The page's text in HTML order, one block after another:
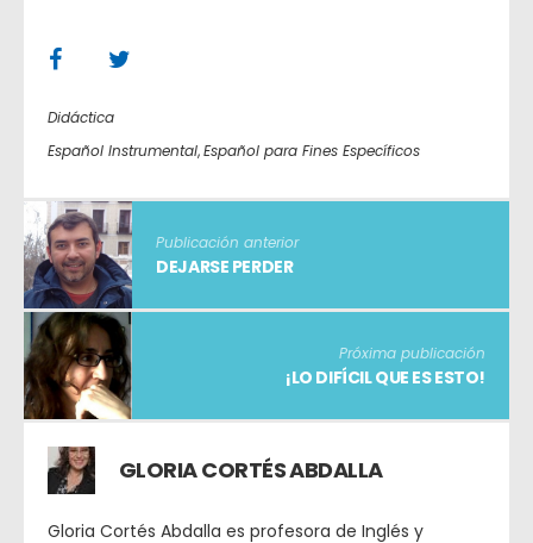
Didáctica
Español Instrumental,Español para Fines Específicos
Publicación anterior
DEJARSE PERDER
Próxima publicación
¡LO DIFÍCIL QUE ES ESTO!
GLORIA CORTÉS ABDALLA
Gloria Cortés Abdalla es profesora de Inglés y